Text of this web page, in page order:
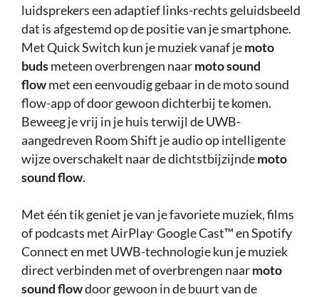
luidsprekers een adaptief links-rechts geluidsbeeld
dat is afgestemd op de positie van je smartphone.
Met Quick Switch kun je muziek vanaf jemoto
budsmeteen overbrengen naarmoto sound
flowmet een eenvoudig gebaar in de moto sound
flow-app of door gewoon dichterbij te komen.
Beweeg je vrij in je huis terwijl de UWB-
aangedreven Room Shift je audio op intelligente
wijze overschakelt naar de dichtstbijzijndemoto
sound flow.
Met één tik geniet je van je favoriete muziek, films
of podcasts met AirPlay,Google Cast™ en Spotify
Connect en met UWB-technologie kun je muziek
direct verbinden met of overbrengen naarmoto
sound flowdoor gewoon in de buurt van de